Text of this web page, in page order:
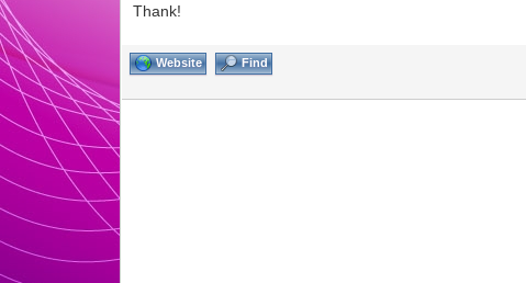
Thank!
Website Find